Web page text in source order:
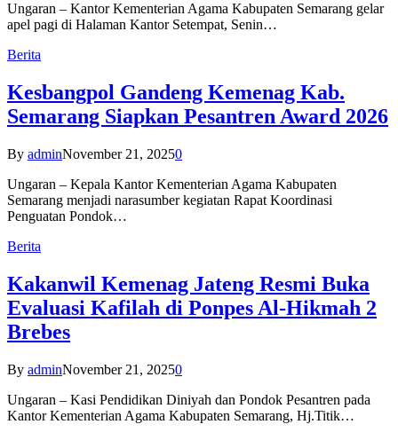
Ungaran – Kantor Kementerian Agama Kabupaten Semarang gelar
apel pagi di Halaman Kantor Setempat, Senin…
Berita
Kesbangpol Gandeng Kemenag Kab.
Semarang Siapkan Pesantren Award 2026
By adminNovember 21, 20250
Ungaran – Kepala Kantor Kementerian Agama Kabupaten
Semarang menjadi narasumber kegiatan Rapat Koordinasi
Penguatan Pondok…
Berita
Kakanwil Kemenag Jateng Resmi Buka
Evaluasi Kafilah di Ponpes Al-Hikmah 2
Brebes
By adminNovember 21, 20250
Ungaran – Kasi Pendidikan Diniyah dan Pondok Pesantren pada
Kantor Kementerian Agama Kabupaten Semarang, Hj.Titik…